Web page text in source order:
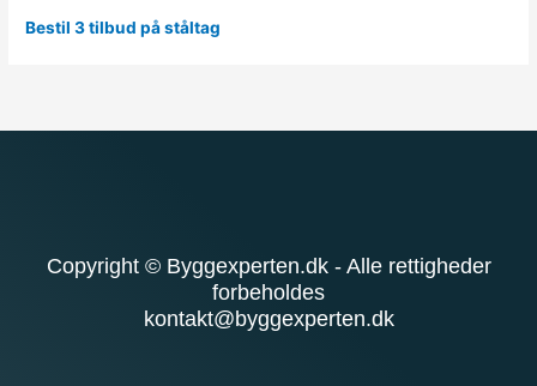
Bestil 3 tilbud på ståltag
Copyright © Byggexperten.dk - Alle rettigheder
forbeholdes
kontakt@byggexperten.dk